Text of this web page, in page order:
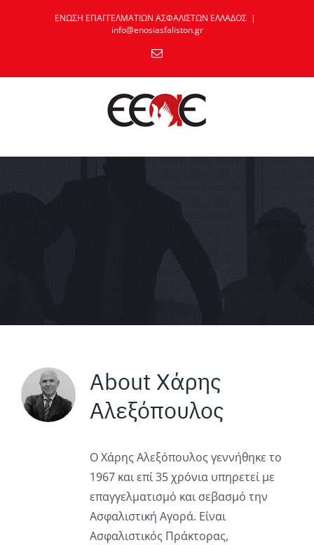
ΕΝΩΣΗ ΕΠΑΓΓΕΛΜΑΤΙΩΝ ΑΣΦΑΛΙΣΤΩΝ ΕΛΛΑΔΟΣ |
info@enosiasfaliston.gr
Email
About Χάρης
Αλεξόπουλος
Ο Χάρης Αλεξόπουλος γεννήθηκε το
1967 και επί 35 χρόνια υπηρετεί με
επαγγελματισμό και σεβασμό την
Ασφαλιστική Αγορά. Είναι
Ασφαλιστικός Πράκτορας,